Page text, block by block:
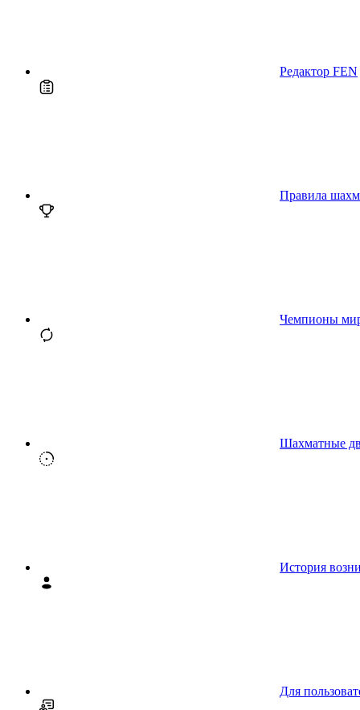
Редактор FEN
Правила
Чемпионы
Шахматные
История
Для